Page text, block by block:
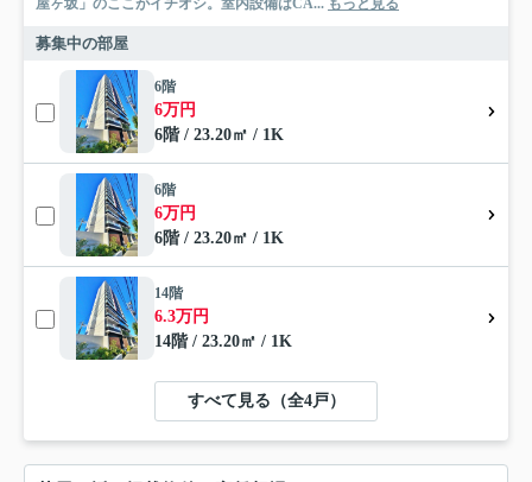
屋ヶ坂」のここがイチオシ。室内設備はCA... もっと見る
募集中の部屋
6階
6万円
6階 / 23.20㎡ / 1K
6階
6万円
6階 / 23.20㎡ / 1K
14階
6.3万円
14階 / 23.20㎡ / 1K
すべて見る（全4戸）